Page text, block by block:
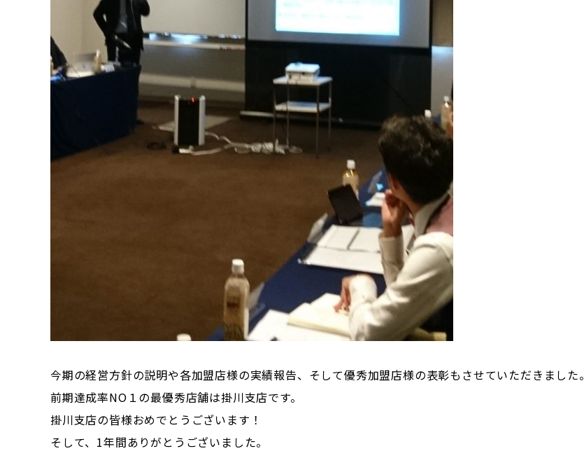
今期の経営方針の説明や各加盟店様の実績報告、そして優秀加盟店様の表彰もさせていただきました。
前期達成率NO１の最優秀店舗は掛川支店です。
掛川支店の皆様おめでとうございます！
そして、1年間ありがとうございました。